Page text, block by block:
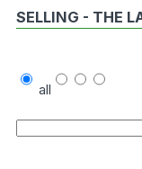
SELLING - THE
all